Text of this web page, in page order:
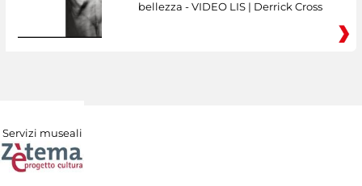
bellezza - VIDEO LIS | Derrick Cross
Servizi museali